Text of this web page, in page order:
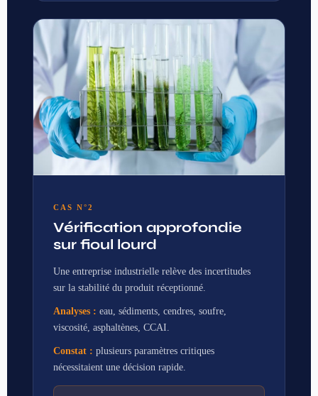
CAS N°2
Vérification approfondie
sur fioul lourd
Une entreprise industrielle relève des incertitudes
sur la stabilité du produit réceptionné.
Analyses : eau, sédiments, cendres, soufre,
viscosité, asphaltènes, CCAI.
Constat : plusieurs paramètres critiques
nécessitaient une décision rapide.